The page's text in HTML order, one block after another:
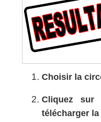
Choisir la
Cliquez sur
télécharger